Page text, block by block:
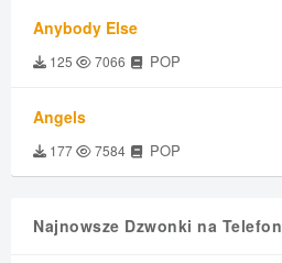
Anybody Else
125 7066 POP
Angels
177 7584 POP
Najnowsze Dzwonki na Telefon